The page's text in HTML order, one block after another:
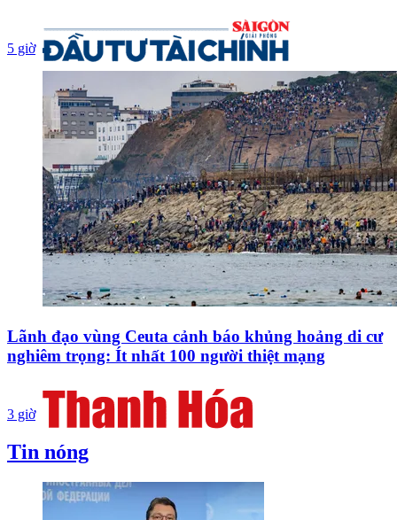
5 giờ
Lãnh đạo vùng Ceuta cảnh báo khủng hoảng di cư
nghiêm trọng: Ít nhất 100 người thiệt mạng
3 giờ
Tin nóng